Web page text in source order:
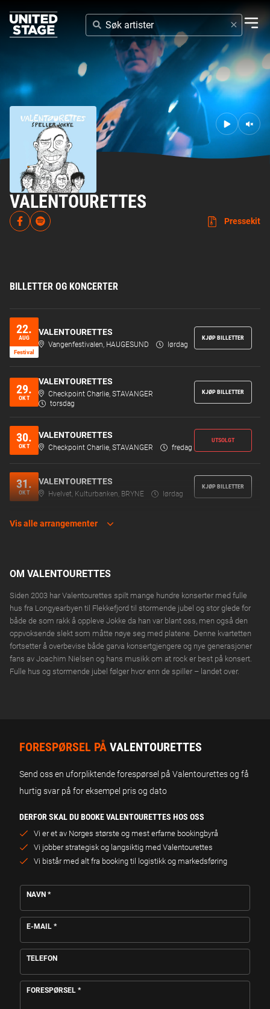
SØK
ARTISTER
VALENTOURETTES
Pressekit
BILLETTER OG KONCERTER
22.
AUG
Festi­val
VALENTOURETTES
Vangenfestivalen, HAUGESUND lørdag
KJØP BILLETTER
29.
OKT
VALENTOURETTES
Checkpoint Charlie, STAVANGER
torsdag
KJØP BILLETTER
30.
OKT
VALENTOURETTES
Checkpoint Charlie, STAVANGER fredag
UTSOLGT
31.
OKT
VALENTOURETTES
Hvelvet, Kulturbanken, BRYNE lørdag
KJØP BILLETTER
06. VALENTOURETTES
13.
VALENTOURETTES
fredag
14.
NOV
VALENTOURETTES
Martins Pub, LILLESTRØM lørdag
KJØP BILLETTER
20. VALENTOURETTES
KJØP BILLETTER
NOV Odal Rockeklubb, GARDVIK fredag
28.
NOV
KJØP BILLETTER
04. VALENTOURETTES
KJØP BILLETTER
05.
Rockefeller, OSLO lørdag
18.
DES
VALENTOURETTES
Kick Kristiansand, KRISTIANSAND S
Vis alle arrangementer
OM VALENTOURETTES
Siden 2003 har Valentourettes spilt mange hundre konserter med fulle
hus fra Longyearbyen til Flekkefjord til stormende jubel og stor glede for
både de som rakk å oppleve Jokke da han var blant oss, men også den
oppvoksende slekt som måtte nøye seg med platene. Denne kvartetten
fortsetter å overbevise både garva konsertgjengere og nye generasjoner
fans av Joachim Nielsen og hans musikk om at rock er best på konsert.
Fulle hus og stormende jubel følger hvor enn de spiller – landet over.
FORESPØRSEL PÅ VALENTOURETTES
Send oss en uforpliktende forespørsel på Valentourettes og få
hurtig svar på for eksempel pris og dato
DERFOR SKAL DU BOOKE VALENTOURETTES HOS OSS
Vi er et av Norges største og mest erfarne bookingbyrå
Vi jobber strategisk og langsiktig med Valentourettes
Vi bistår med alt fra booking til logistikk og markedsføring
T
E
O
*
E
L
NAVN *
E-MAIL *
TELEFON
FORESPØRSEL *